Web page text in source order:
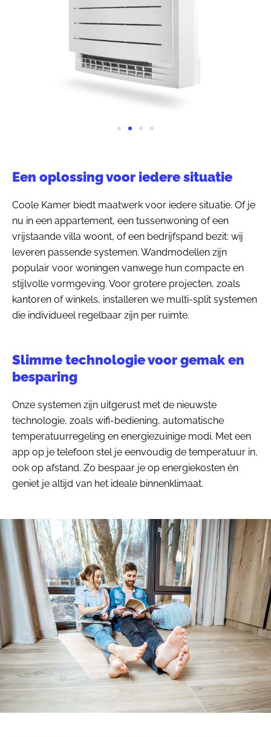
Een oplossing voor iedere situatie
Coole Kamer biedt maatwerk voor iedere situatie. Of je
nu in een appartement, een tussenwoning of een
vrijstaande villa woont, of een bedrijfspand bezit: wij
leveren passende systemen. Wandmodellen zijn
populair voor woningen vanwege hun compacte en
stijlvolle vormgeving. Voor grotere projecten, zoals
kantoren of winkels, installeren we multi-split systemen
die individueel regelbaar zijn per ruimte.
Slimme technologie voor gemak en
besparing
Onze systemen zijn uitgerust met de nieuwste
technologie, zoals wifi-bediening, automatische
temperatuurregeling en energiezuinige modi. Met een
app op je telefoon stel je eenvoudig de temperatuur in,
ook op afstand. Zo bespaar je op energiekosten én
geniet je altijd van het ideale binnenklimaat.